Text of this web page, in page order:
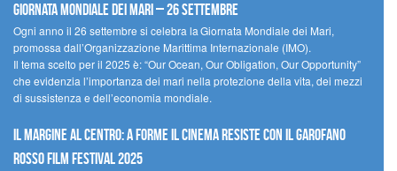
Giornata Mondiale dei Mari – 26 settembre
Ogni anno il 26 settembre si celebra la Giornata Mondiale dei Mari,
promossa dall’Organizzazione Marittima Internazionale (IMO).
Il tema scelto per il 2025 è: “Our Ocean, Our Obligation, Our Opportunity”
che evidenzia l’importanza dei mari nella protezione della vita, dei mezzi
di sussistenza e dell’economia mondiale.
Il margine al centro: a Forme il cinema resiste con il Garofano
Rosso Film Festival 2025